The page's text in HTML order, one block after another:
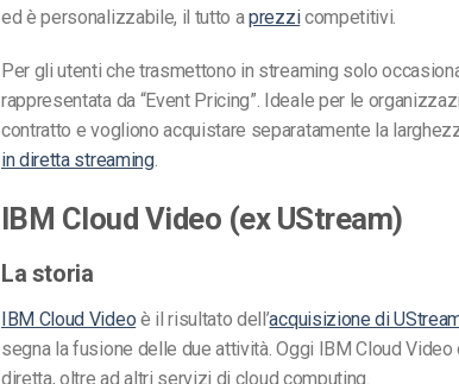
ed è personalizzabile, il tutto aprezzicompetitivi.
Per gli utenti che trasmettono in streaming solo
rappresentata da “Event Pricing”. Ideale per le
contratto e vogliono acquistare separatamente la
in diretta streaming.
IBM Cloud Video (ex UStream)
La storia
IBM Cloud Video è il risultato dell’acquisizione di
segna la fusione delle due attività. Oggi IBM Cloud
diretta, oltre ad altri servizi di cloud computing.